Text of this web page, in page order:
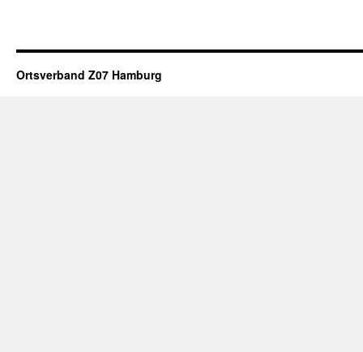
Ortsverband Z07 Hamburg